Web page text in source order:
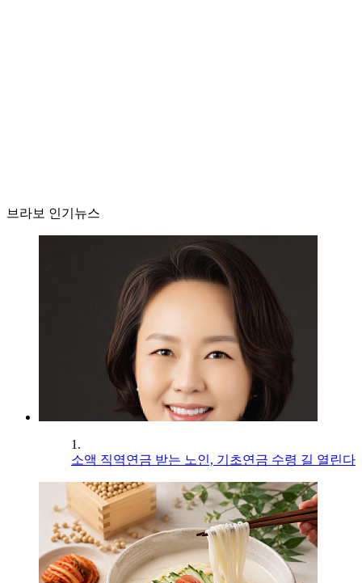
브라보 인기뉴스
1.
소액 직역연금 받는 노인, 기초연금 수령 길 열린다